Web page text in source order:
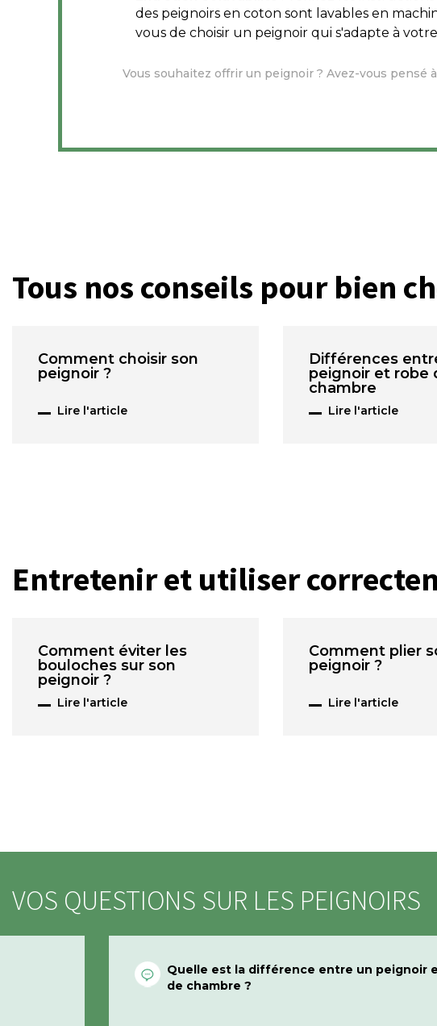
des peignoirs en coton sont lavables en
vous de choisir un peignoir qui s'adapte à
Vous souhaitez offrir un peignoir ? Avez-vous pensé
Tous nos conseils pour bien
Comment choisir son
peignoir ?
Lire l'article
Différences
peignoir et robe
chambre
Lire l'article
Entretenir et utiliser
Comment éviter les
bouloches sur son
peignoir ?
Lire l'article
Comment plier
peignoir ?
Lire l'article
VOS QUESTIONS SUR LES PEIGNOIRS
Quelle est la différence entre un peignoir
de chambre ?